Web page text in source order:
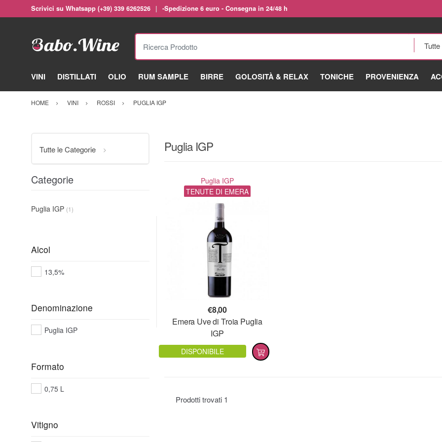
Scrivici su Whatsapp (+39) 339 6262526 -Spedizione 6 euro - Consegna in 24/48 h
Ricerca Prodotto
VINI DISTILLATI OLIO RUM SAMPLE BIRRE GOLOSITÀ & RELAX TONICHE PROVENIENZA
HOME VINI ROSSI PUGLIA IGP
Puglia IGP
Puglia IGP
TENUTE DI EMERA
€8,00
Emera Uve di Troia Puglia
IGP
DISPONIBILE
Prodotti trovati 1
Tutte le Categorie
Categorie
Puglia IGP (1)
Alcol
13,5%
Denominazione
Puglia IGP
Formato
0,75 L
Vitigno